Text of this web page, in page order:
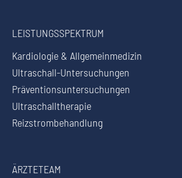
LEISTUNGSSPEKTRUM
Kardiologie & Allgemeinmedizin
Ultraschall-Untersuchungen
Präventionsuntersuchungen
Ultraschalltherapie
Reizstrombehandlung
ÄRZTETEAM